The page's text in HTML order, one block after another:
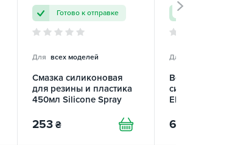
Готово к отправке
Для всех моделей
Смазка силиконовая
для резины и пластика
450мл Silicone Spray
253 ₴
Для
Водосгон 23
силиконовым
EL 100 139
63